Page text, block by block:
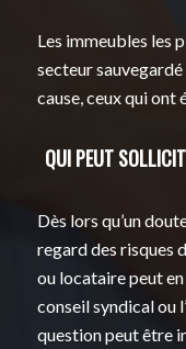
Les immeubles les
secteur
cause, ceux qui ont
QUI PEUT
Dès lors qu’un
regard des risques
ou locataire peut
conseil syndical ou
question peut être